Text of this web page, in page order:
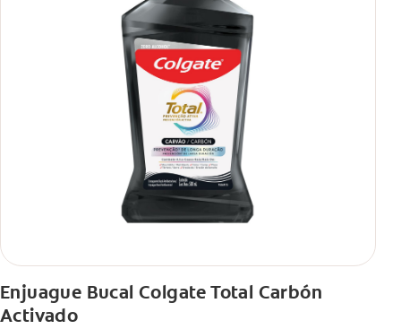
Enjuague Bucal Colgate Total Carbón
Activado